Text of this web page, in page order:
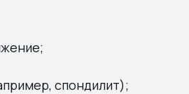
спондилит);